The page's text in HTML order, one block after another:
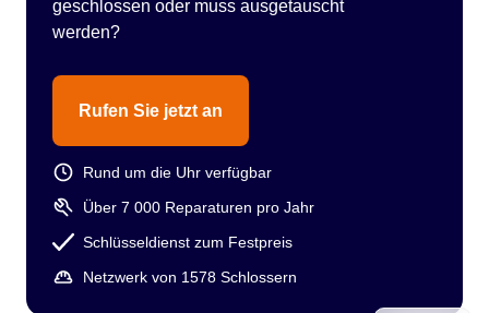
geschlossen oder muss ausgetauscht
werden?
Rufen Sie jetzt an
Rund um die Uhr verfügbar
Über 7 000 Reparaturen pro Jahr
Schlüsseldienst zum Festpreis
Netzwerk von 1578 Schlossern